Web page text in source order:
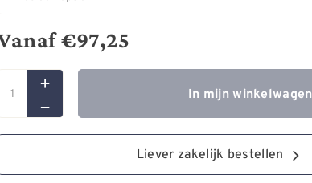
€97,25
In mijn winkelwagen
Liever zakelijk bestellen